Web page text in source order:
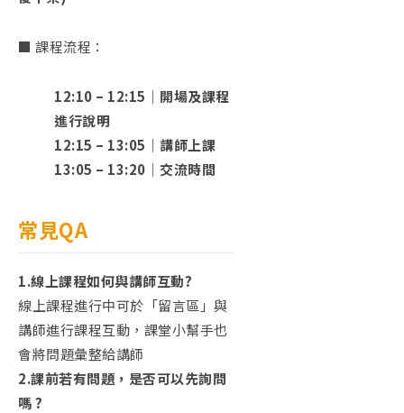
■ 課程流程：
12:10 – 12:15｜開場及課程
進行說明
12:15 – 13:05｜講師上課
13:05 – 13:20｜交流時間
常見QA
1.線上課程如何與講師互動?
線上課程進行中可於「留言區」與
講師進行課程互動，課堂小幫手也
會將問題彙整給講師
2.課前若有問題，是否可以先詢問
嗎?